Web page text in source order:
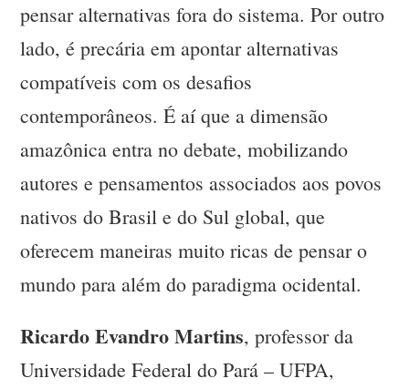
pensar alternativas fora do sistema. Por outro
lado, é precária em apontar alternativas
compatíveis com os desafios
contemporâneos. É aí que a dimensão
amazônica entra no debate, mobilizando
autores e pensamentos associados aos povos
nativos do Brasil e do Sul global, que
oferecem maneiras muito ricas de pensar o
mundo para além do paradigma ocidental.
Ricardo Evandro Martins, professor da
Universidade Federal do Pará – UFPA,